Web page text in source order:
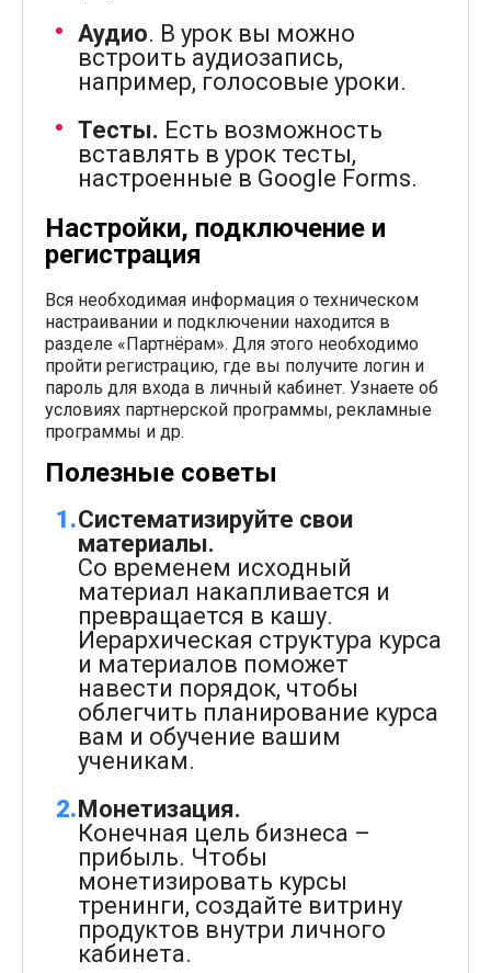
Аудио. В урок вы можно
встроить аудиозапись,
например, голосовые уроки.
Тесты. Есть возможность
вставлять в урок тесты,
настроенные в Google Forms.
Настройки, подключение и
регистрация
Вся необходимая информация о техническом
настраивании и подключении находится в
разделе «Партнёрам». Для этого необходимо
пройти регистрацию, где вы получите логин и
пароль для входа в личный кабинет. Узнаете об
условиях партнерской программы, рекламные
программы и др.
Полезные советы
Систематизируйте свои
материалы.
Со временем исходный
материал накапливается и
превращается в кашу.
Иерархическая структура курса
и материалов поможет
навести порядок, чтобы
облегчить планирование курса
вам и обучение вашим
ученикам.
Монетизация.
Конечная цель бизнеса –
прибыль. Чтобы
монетизировать курсы
тренинги, создайте витрину
продуктов внутри личного
кабинета.